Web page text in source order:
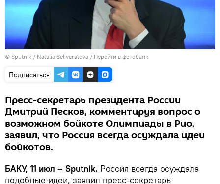
© Sputnik / Natalia Seliverstova / Перейти в фотобанк
Подписаться
Пресс-секретарь президента России
Дмитрий Песков, комментируя вопрос о
возможном бойкоте Олимпиады в Рио,
заявил, что Россия всегда осуждала идеи
бойкотов.
БАКУ, 11 июл – Sputnik. Россия всегда осуждала
подобные идеи, заявил пресс-секретарь